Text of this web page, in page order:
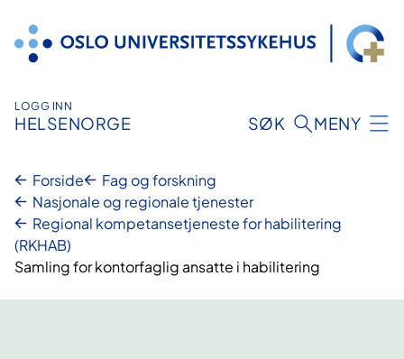
innhold
LOGG INN
HELSENORGE SØK MENY
Forside
Fag og forskning
Nasjonale og regionale tjenester
Regional kompetansetjeneste for habilitering
(RKHAB)
Samling for kontorfaglig ansatte i habilitering